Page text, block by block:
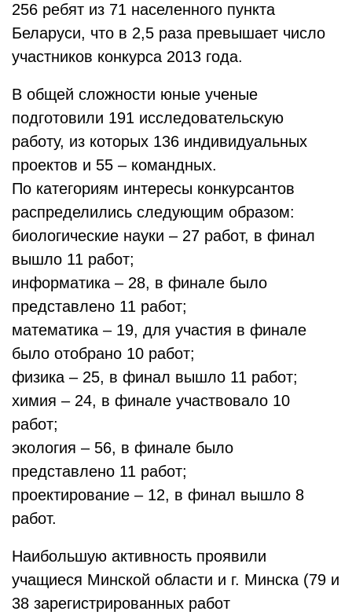
256 ребят из 71 населенного пункта
Беларуси, что в 2,5 раза превышает число
участников конкурса 2013 года.
В общей сложности юные ученые
подготовили 191 исследовательскую
работу, из которых 136 индивидуальных
проектов и 55 – командных.
По категориям интересы конкурсантов
распределились следующим образом:
биологические науки – 27 работ, в финал
вышло 11 работ;
информатика – 28, в финале было
представлено 11 работ;
математика – 19, для участия в финале
было отобрано 10 работ;
физика – 25, в финал вышло 11 работ;
химия – 24, в финале участвовало 10
работ;
экология – 56, в финале было
представлено 11 работ;
проектирование – 12, в финал вышло 8
работ.
Наибольшую активность проявили
учащиеся Минской области и г. Минска (79 и
38 зарегистрированных работ